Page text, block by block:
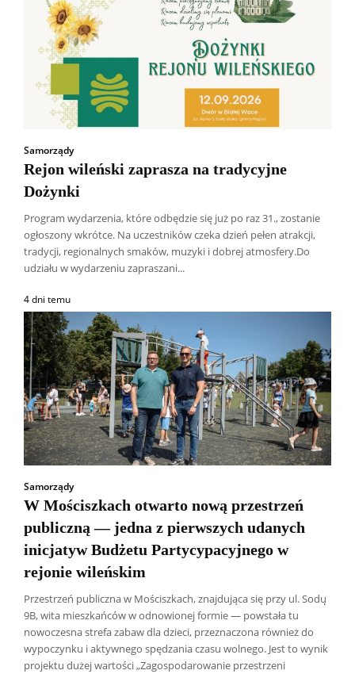
Samorządy
Rejon wileński zaprasza na tradycyjne
Dożynki
Program wydarzenia, które odbędzie się już po raz 31., zostanie
ogłoszony wkrótce. Na uczestników czeka dzień pełen atrakcji,
tradycji, regionalnych smaków, muzyki i dobrej atmosfery.Do
udziału w wydarzeniu zapraszani...
4 dni temu
Samorządy
W Mościszkach otwarto nową przestrzeń
publiczną — jedna z pierwszych udanych
inicjatyw Budżetu Partycypacyjnego w
rejonie wileńskim
Przestrzeń publiczna w Mościszkach, znajdująca się przy ul. Sodų
9B, wita mieszkańców w odnowionej formie — powstała tu
nowoczesna strefa zabaw dla dzieci, przeznaczona również do
wypoczynku i aktywnego spędzania czasu wolnego. Jest to wynik
projektu dużej wartości „Zagospodarowanie przestrzeni